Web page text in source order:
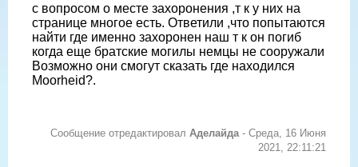
с вопросом о месте захоронения ,т к у них на
странице многое есть. Ответили ,что попытаются
найти где именно захоронен наш т к он погиб
когда еще братские могилы немцы не сооружали
Возможно они смогут сказать где находился
Moorheid?.
Сообщение отредактировал Аделайда - Среда, 16 Июня
2021, 22:11:21